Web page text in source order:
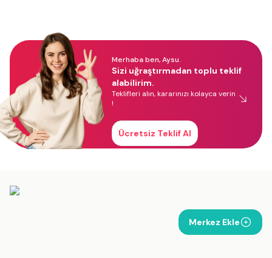
Merhaba ben, Aysu.
Sizi uğraştırmadan toplu teklif
alabilirim.
Teklifleri alın, kararınızı kolayca verin
!
Ücretsiz Teklif Al
Merkez Ekle